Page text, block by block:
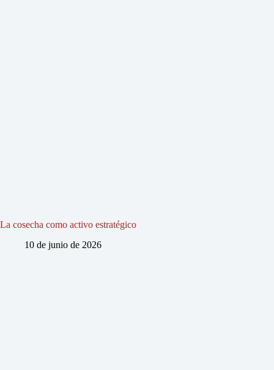
La cosecha como activo estratégico
10 de junio de 2026